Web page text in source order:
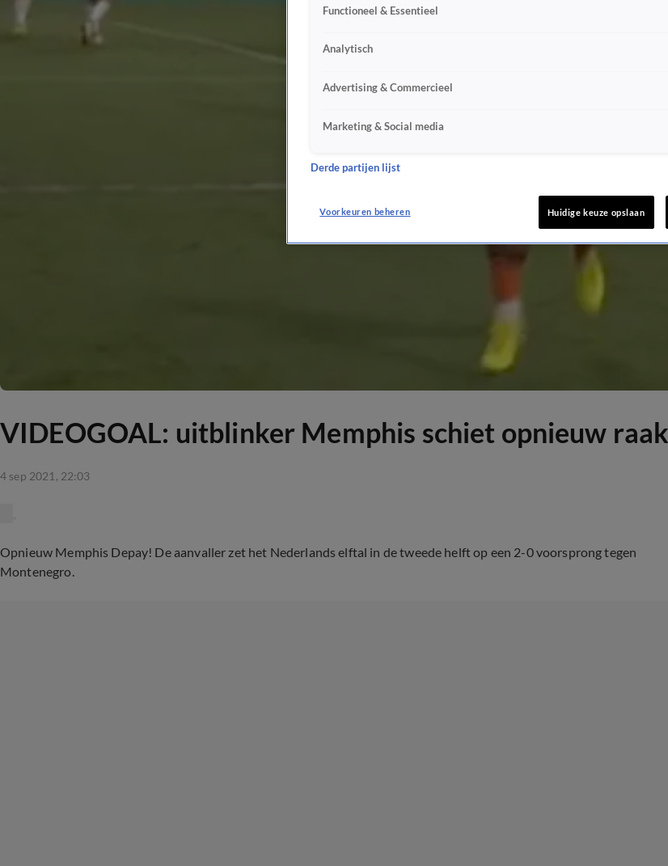
VIDEOGOAL: uitblinker Memphis schiet opnieuw
4 sep 2021, 22:03
Opnieuw Memphis Depay! De aanvaller zet het Nederlands elftal in de tweede helft op een 2-0 voorsprong tegen
Montenegro.
Functioneel & Essentieel
Analytisch
Advertising & Commercieel
Marketing & Social media
Derde partijen lijst
Voorkeuren beheren Huidige keuze opslaan